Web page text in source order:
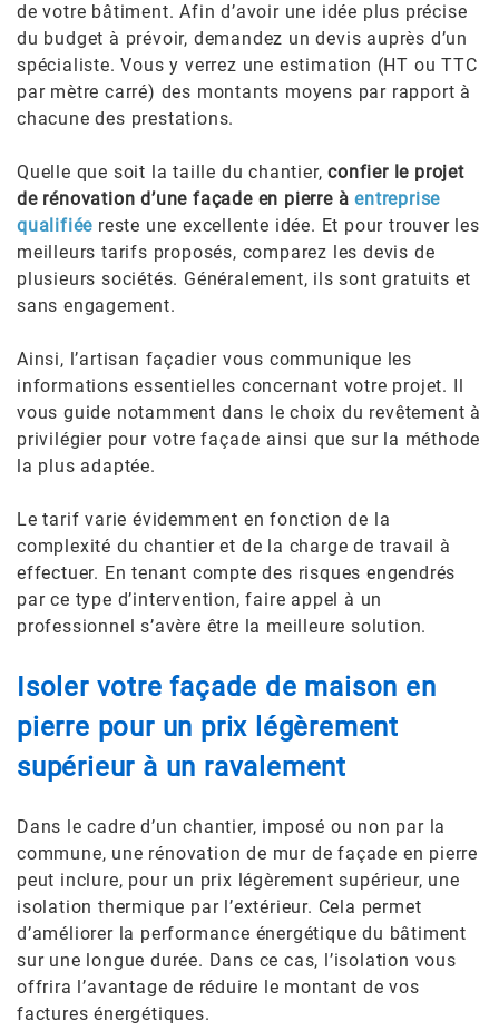
de votre bâtiment. Afin d’avoir une idée plus précise
du budget à prévoir, demandez un devis auprès d’un
spécialiste. Vous y verrez une estimation (HT ou TTC
par mètre carré) des montants moyens par rapport à
chacune des prestations.
Quelle que soit la taille du chantier,confier le projet
de rénovation d’une façade en pierre àentreprise
qualifiée reste une excellente idée. Et pour trouver les
meilleurs tarifs proposés, comparez les devis de
plusieurs sociétés. Généralement, ils sont gratuits et
sans engagement.
Ainsi, l’artisan façadier vous communique les
informations essentielles concernant votre projet. Il
vous guide notamment dans le choix du revêtement à
privilégier pour votre façade ainsi que sur la méthode
la plus adaptée.
Le tarif varie évidemment en fonction de la
complexité du chantier et de la charge de travail à
effectuer. En tenant compte des risques engendrés
par ce type d’intervention, faire appel à un
professionnel s’avère être la meilleure solution.
Isoler votre façade de maison en
pierre pour un prix légèrement
supérieur à un ravalement
Dans le cadre d’un chantier, imposé ou non par la
commune, une rénovation de mur de façade en pierre
peut inclure, pour un prix légèrement supérieur, une
isolation thermique par l’extérieur. Cela permet
d’améliorer la performance énergétique du bâtiment
sur une longue durée. Dans ce cas, l’isolation vous
offrira l’avantage de réduire le montant de vos
factures énergétiques.